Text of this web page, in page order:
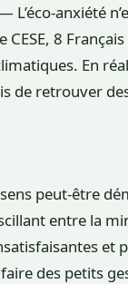
L’éco-anxiété
CESE, 8
En
de retrouver
peut-être
entre la
et
des petits